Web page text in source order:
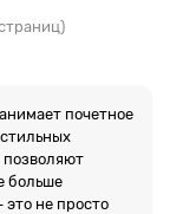
почетное
позволяют
больше
не просто